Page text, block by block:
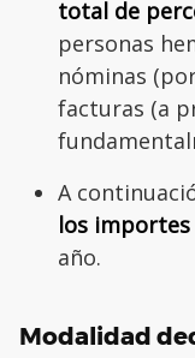
total de
personas
nóminas
facturas (a
A
los
año.
Modalidad